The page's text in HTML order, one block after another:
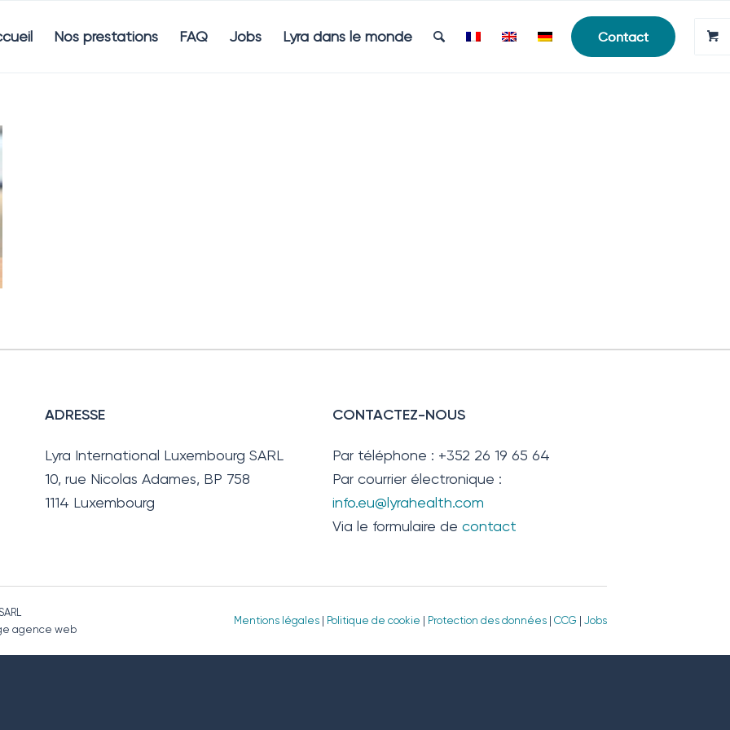
Nos prestations FAQ Jobs Lyra dans le monde Contact
ADRESSE
Lyra International Luxembourg SARL
10, rue Nicolas Adames, BP 758
1114 Luxembourg
CONTACTEZ-NOUS
Par téléphone : +352 26 19 65 64
Par courrier électronique :
info.eu@lyrahealth.com
Via le formulaire decontact
agence web
Mentions légales| Politique de cookie Protection des données| CCG Jobs